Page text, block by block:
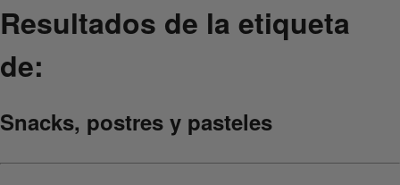
Resultados de la etiqueta
de:
Snacks, postres y pasteles